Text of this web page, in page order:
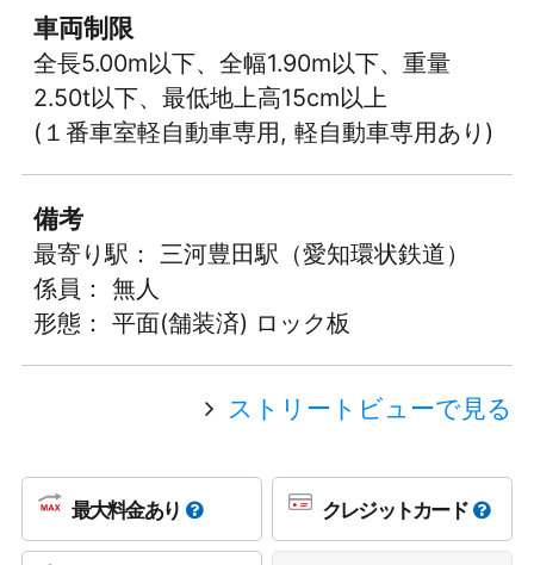
車両制限
全長5.00m以下、全幅1.90m以下、重量
2.50t以下、最低地上高15cm以上
(１番車室軽自動車専用, 軽自動車専用あり)
備考
最寄り駅： 三河豊田駅（愛知環状鉄道）
係員： 無人
形態： 平面(舗装済) ロック板
ストリートビューで見る
最大料金あり クレジットカード